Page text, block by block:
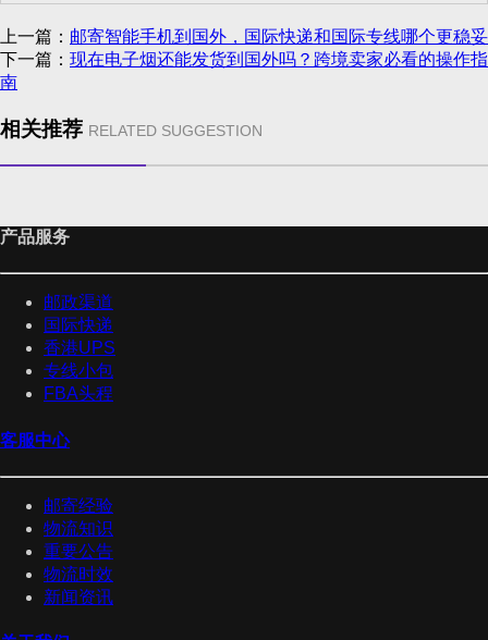
上一篇： 邮寄智能手机到国外，国际快递和国际专线哪个更稳妥
下一篇： 现在电子烟还能发货到国外吗？跨境卖家必看的操作指
南
相关推荐 RELATED SUGGESTION
产品服务
邮政渠道
国际快递
香港UPS
专线小包
FBA头程
客服中心
邮寄经验
物流知识
重要公告
物流时效
新闻资讯